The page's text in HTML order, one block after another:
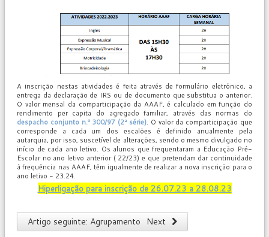
A inscrição nestas atividades é feita através de formulário eletrónico, a
entrega da declaração de IRS ou de documento que substitua o anterior.
O valor mensal da comparticipação da AAAF, é calculado em função do
rendimento per capita do agregado familiar, através das normas do
despacho conjunto n.º 300/97 (2ª série). O valor da comparticipação que
corresponde a cada um dos escalões é definido anualmente pela
autarquia, por isso, suscetível de alterações, sendo o mesmo divulgado no
início de cada ano letivo. Os alunos que frequentaram a Educação Pré-
Escolar no ano letivo anterior ( 22/23) e que pretendam dar continuidade
à frequência nas AAAF, têm igualmente de realizar a nova inscrição para o
ano letivo - 23.24.
Hiperligação para inscrição de 26.07.23 a 28.08.23
Artigo seguinte: Agrupamento Next